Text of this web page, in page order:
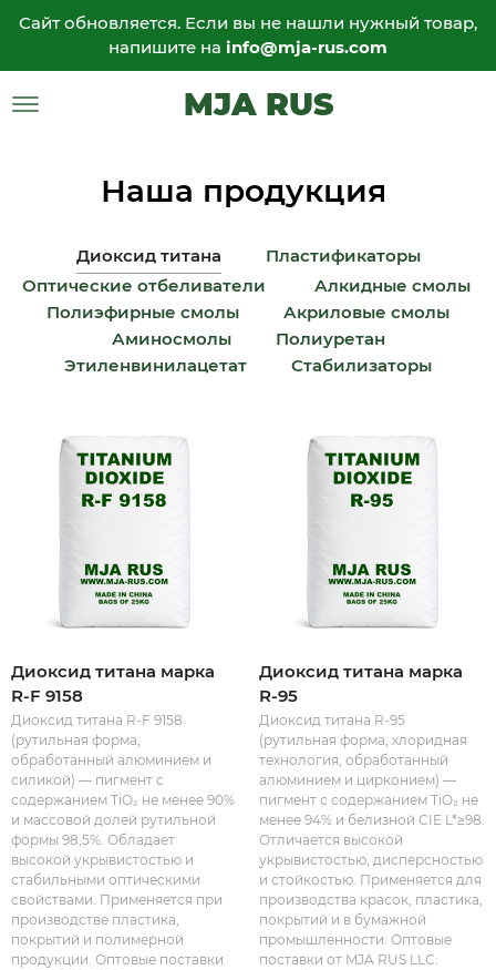
Сайт обновляется. Если вы не нашли нужный товар,
напишите на info@mja-rus.com
MJA RUS
Наша продукция
Диоксид титана
Пластификаторы
Оптические отбеливатели
Алкидные смолы
Полиэфирные смолы
Акриловые смолы
Аминосмолы
Полиуретан
Этиленвинилацетат
Стабилизаторы
Диоксид титана марка
R-F 9158
Диоксид титана R-F 9158
(рутильная форма,
обработанный алюминием и
силикой) — пигмент с
содержанием TiO₂ не менее 90%
и массовой долей рутильной
формы 98,5%. Обладает
высокой укрывистостью и
стабильными оптическими
свойствами. Применяется при
производстве пластика,
покрытий и полимерной
продукции. Оптовые поставки
Диоксид титана марка
R-95
Диоксид титана R-95
(рутильная форма, хлоридная
технология, обработанный
алюминием и цирконием) —
пигмент с содержанием TiO₂ не
менее 94% и белизной CIE L*≥98.
Отличается высокой
укрывистостью, дисперсностью
и стойкостью. Применяется для
производства красок, пластика,
покрытий и в бумажной
промышленности. Оптовые
поставки от MJA RUS LLC: